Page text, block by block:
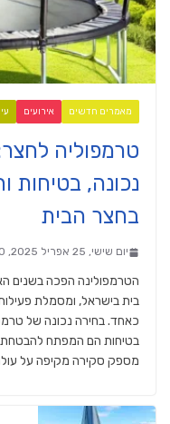
מאמרים חדשים אירועים
טרמפוליה
נכונה,
בחצר הבית
יום שישי, 25 אפריל 2025, 18:50
הטרמפולינה הפכה בשנים
בית בישראל, ומסמלת פעילות
כאחד. בחירה נכונה של
בטיחות הם המפתח להבטחת
מספק סקירה מקיפה על